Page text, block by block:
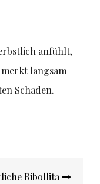
anfühlt,
langsam
Schaden.
Ribollita